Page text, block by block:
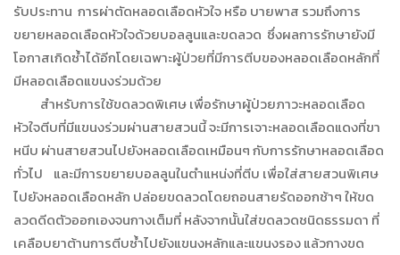
รับประทาน การผ่าตัดหลอดเลือดหัวใจ หรือ บายพาส รวมถึงการ
ขยายหลอดเลือดหัวใจด้วยบอลลูนและขดลวด ซึ่งผลการรักษายังมี
โอกาสเกิดซ้ำได้อีกโดยเฉพาะผู้ป่วยที่มีการตีบของหลอดเลือดหลักที่
มีหลอดเลือดแขนงร่วมด้วย
สำหรับการใช้ขดลวดพิเศษ เพื่อรักษาผู้ป่วยภาวะหลอดเลือด
หัวใจตีบที่มีแขนงร่วมผ่านสายสวนนี้ จะมีการเจาะหลอดเลือดแดงที่ขา
หนีบ ผ่านสายสวนไปยังหลอดเลือดเหมือนๆ กับการรักษาหลอดเลือด
ทั่วไป และมีการขยายบอลลูนในตำแหน่งที่ตีบ เพื่อใส่สายสวนพิเศษ
ไปยังหลอดเลือดหลัก ปล่อยขดลวดโดยถอนสายรัดออกช้าๆ ให้ขด
ลวดดีดตัวออกเองจนกางเต็มที่ หลังจากนั้นใส่ขดลวดชนิดธรรมดา ที่
เคลือบยาต้านการตีบซ้ำไปยังแขนงหลักและแขนงรอง แล้วกางขด